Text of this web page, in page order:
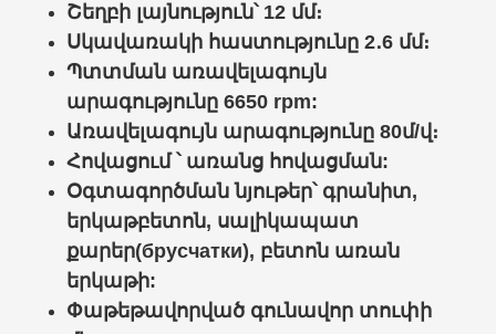
Շեղբի լայնություն՝12 մմ։
Սկավառակի հաստությունը 2․6 մմ։
Պտտման առավելագույն
արագությունը 6650 rpm:
Առավելագույն արագությունը 80մ/վ։
Հովացում ՝ առանց հովացման:
Օգտագործման նյութեր՝ գրանիտ,
երկաթբետոն, սալիկապատ
քարեր(брусчатки), բետոն առան
երկաթի:
Փաթեթավորված գունավոր տուփի